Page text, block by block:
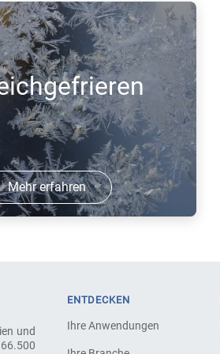
Mehr erfahren
basierte Lösung von
und
ENTDECKEN
Ihre Anwendungen